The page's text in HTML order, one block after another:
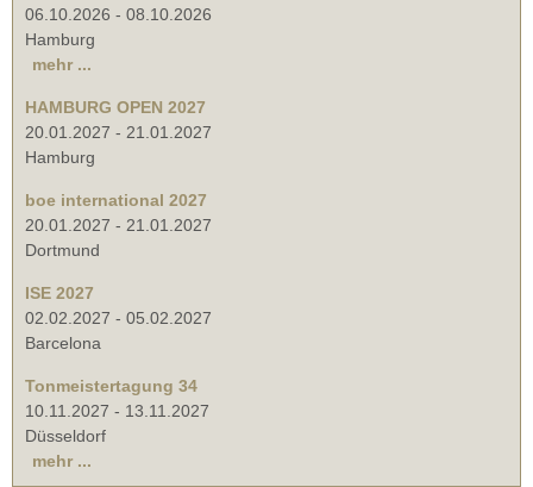
06.10.2026 - 08.10.2026
Hamburg
mehr ...
HAMBURG OPEN 2027
20.01.2027 - 21.01.2027
Hamburg
boe international 2027
20.01.2027 - 21.01.2027
Dortmund
ISE 2027
02.02.2027 - 05.02.2027
Barcelona
Tonmeistertagung 34
10.11.2027 - 13.11.2027
Düsseldorf
mehr ...